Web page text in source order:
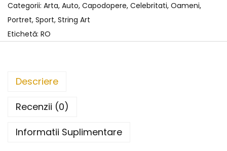
Categorii: Arta, Auto, Capodopere, Celebritati, Oameni,
Portret, Sport, String Art
Etichetă: RO
Descriere
Recenzii (0)
Informatii Suplimentare